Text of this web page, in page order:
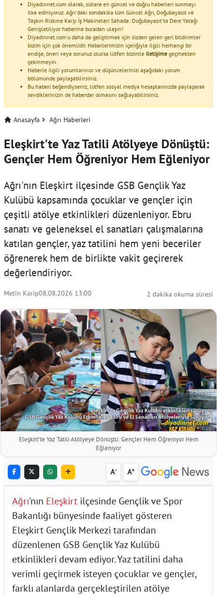
Diyadinnet.com olarak, sizlere en güncel ve doğru haberleri sunmayı
ilke ediniyoruz. Ağrı'daki sondakika tüm Güncel Ağrı, Doğubayazıt ve
Taşkın Riskine Karşı İş Makineleri Sahada: Doğubayazıt'ta Dere Yatağı
Genişletiliyor haberine buradan ulaşın!
Diyadinnet.com'u daha da geliştirmek için sizden gelen geri bildirimler
bizim için çok önemlidir. Haberlerimizin içeriğiyle ilgili herhangi bir
endişe, öneri veya sorunuz olursa lütfen bizimle iletişime geçmekten
çekinmeyin.
Haberle ilgili yorumlarınızı ve düşüncelerinizi aşağıdaki yorum
bölümünde paylaşabilirsiniz.
Bu haberi beğendiyseniz, lütfen sosyal medya hesaplarınızda paylaşarak
sevdiklerinizin de haberdar olmasını sağlayabilirsiniz.
Anasayfa Ağrı Haberleri
Eleşkirt'te Yaz Tatili Atölyeye Dönüştü:
Gençler Hem Öğreniyor Hem Eğleniyor
Ağrı'nın Eleşkirt ilçesinde GSB Gençlik Yaz
Kulübü kapsamında çocuklar ve gençler için
çeşitli atölye etkinlikleri düzenleniyor. Ebru
sanatı ve geleneksel el sanatları çalışmalarına
katılan gençler, yaz tatilini hem yeni beceriler
öğrenerek hem de birlikte vakit geçirerek
değerlendiriyor.
Metin Karip08.08.2026 13:00 2 dakika okuma süresi
Eleşkirt'te Yaz Tatili Atölyeye Dönüştü: Gençler Hem Öğreniyor Hem
Eğleniyor
A- A+
Ağrı'nın Eleşkirt ilçesinde Gençlik ve Spor
Bakanlığı bünyesinde faaliyet gösteren
Eleşkirt Gençlik Merkezi tarafından
düzenlenen GSB Gençlik Yaz Kulübü
etkinlikleri devam ediyor. Yaz tatilini daha
verimli geçirmek isteyen çocuklar ve gençler,
farklı alanlarda gerçekleştirilen atölye